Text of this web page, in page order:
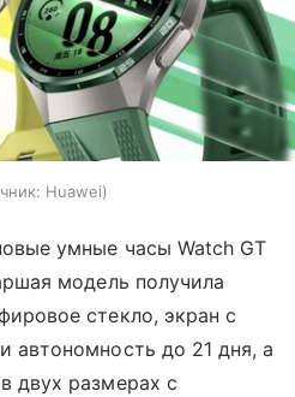
Huawei
умные часы Watch GT
модель получила
стекло, экран с
автономность до 21 дня, а
двух размерах с